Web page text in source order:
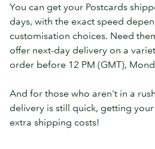
You can get your Postcards
days, with the exact speed
customisation choices. Need
offer next-day delivery on a
order before 12 PM (GMT),
And for those who aren't in a
delivery is still quick, getting
extra shipping costs!